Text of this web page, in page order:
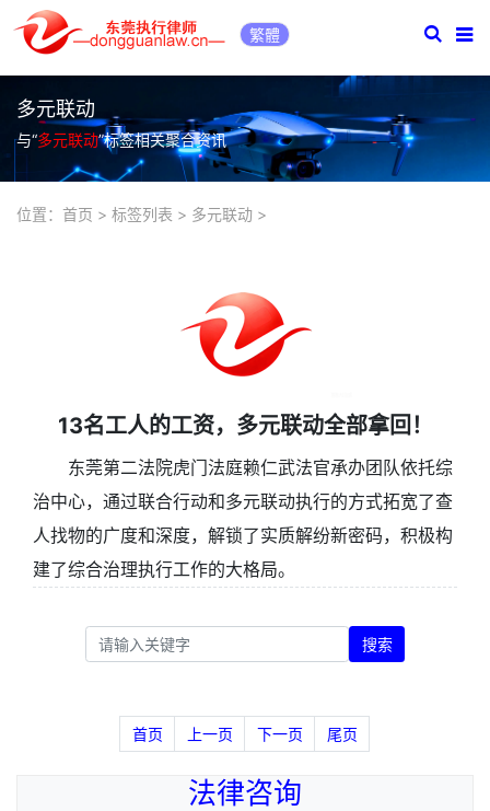
繁體
多元联动
与“多元联动”标签相关聚合资讯
位置： 首页 > 标签列表 > 多元联动 >
13名工人的工资，多元联动全部拿回！
东莞第二法院虎门法庭赖仁武法官承办团队依托综
治中心，通过联合行动和多元联动执行的方式拓宽了查
人找物的广度和深度，解锁了实质解纷新密码，积极构
建了综合治理执行工作的大格局。
搜索
首页 上一页 下一页 尾页
法律咨询